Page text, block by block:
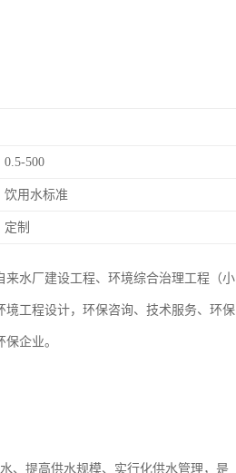
0.5-500
饮用水标准
定制
水厂建设工程、环境综合治理工程（小
工程设计，环保咨询、技术服务、环保
企业。
、提高供水规模、实行化供水管理，是